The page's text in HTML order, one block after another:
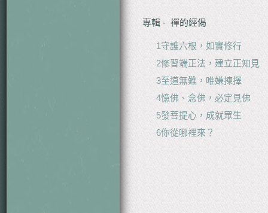
專輯 - 禪的經偈
1守護六根，如實修行
2修習端正法，建立正知見
3至道無難，唯嫌揀擇
4憶佛、念佛，必定見佛
5發菩提心，成就眾生
6你從哪裡來？